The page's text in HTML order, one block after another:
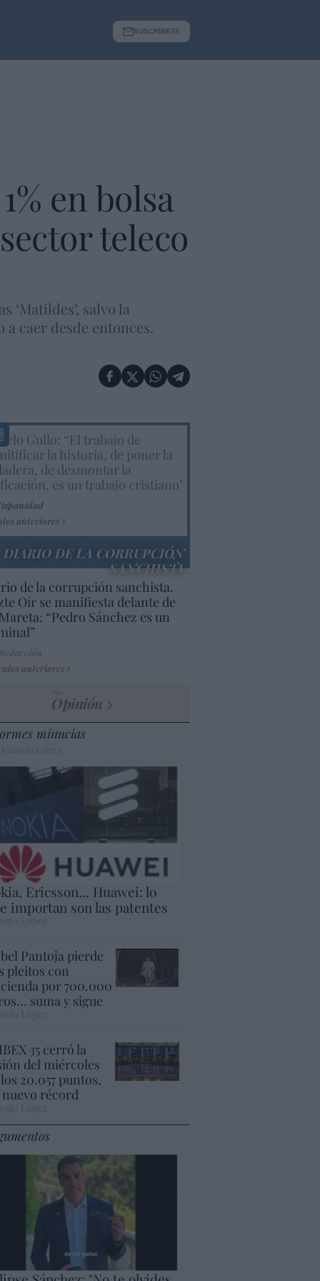
SUSCRÍBETE
en bolsa
teleco
salvo la
caer desde entonces.
Gullo: “El trabajo de
la historia, de poner la
de desmontar la
es un trabajo cristiano"
anteriores
DIARIO DE LA CORRUPCIÓN
SANCHISTA
de la corrupción sanchista.
Oír se manifiesta delante de
“Pedro Sánchez es un
anteriores
Opinión
minucias
Ericsson... Huawei: lo
importan son las patentes
López
Pantoja pierde
pleitos con
por 700.000
suma y sigue
35 cerró la
del miércoles
20.057 puntos,
récord